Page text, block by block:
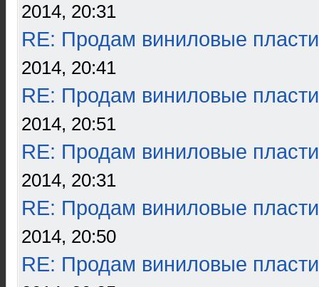
2014, 20:31
RE: Продам виниловые
2014, 20:41
RE: Продам виниловые
2014, 20:51
RE: Продам виниловые
2014, 20:31
RE: Продам виниловые
2014, 20:50
RE: Продам виниловые